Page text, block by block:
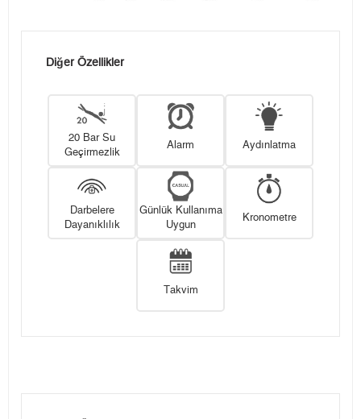
Diğer Özellikler
20 Bar Su
Geçirmezlik
Alarm Aydınlatma
Darbelere
Dayanıklılık
Günlük Kullanıma
Uygun
Kronometre
Takvim